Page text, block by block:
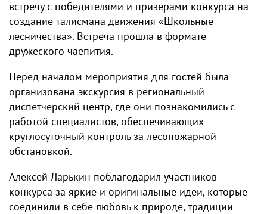
встречу с победителями и призерами конкурса на
создание талисмана движения «Школьные
лесничества». Встреча прошла в формате
дружеского чаепития.
Перед началом мероприятия для гостей была
организована экскурсия в региональный
диспетчерский центр, где они познакомились с
работой специалистов, обеспечивающих
круглосуточный контроль за лесопожарной
обстановкой.
Алексей Ларькин поблагодарил участников
конкурса за яркие и оригинальные идеи, которые
соединили в себе любовь к природе, традиции